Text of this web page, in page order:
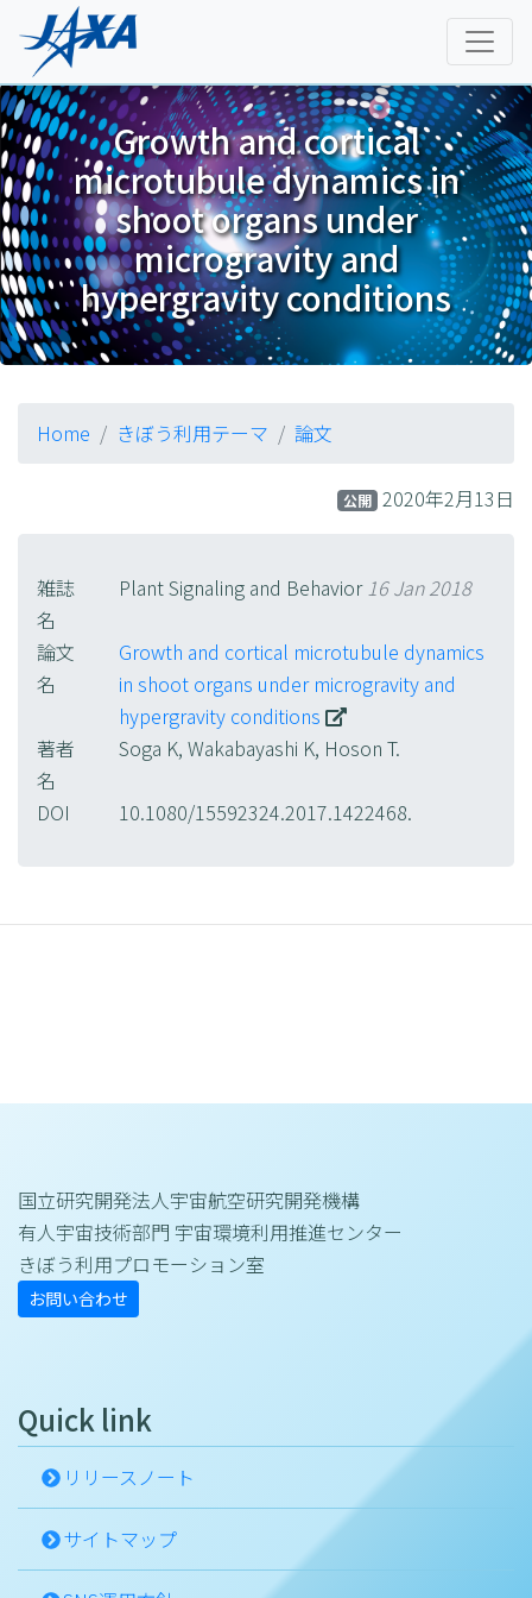
Growth and cortical
microtubule dynamics in
shoot organs under
microgravity and
hypergravity conditions
Home きぼう利用テーマ 論文
公開 2020年2月13日
雑誌
名
Plant Signaling and Behavior16 Jan 2018
論文
名
Growth and cortical microtubule dynamics
in shoot organs under microgravity and
hypergravity conditions
著者
名
Soga K, Wakabayashi K, Hoson T.
DOI 10.1080/15592324.2017.1422468.
国立研究開発法人宇宙航空研究開発機構
有人宇宙技術部門 宇宙環境利用推進センター
きぼう利用プロモーション室
お問い合わせ
Quick link
リリースノート
サイトマップ